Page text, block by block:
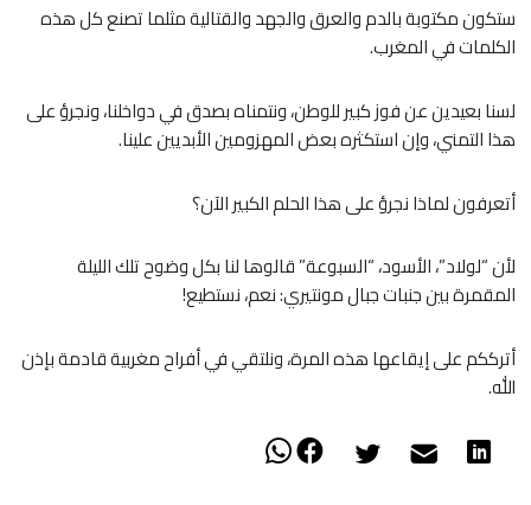
ستكون مكتوبة بالدم والعرق والجهد والقتالية مثلما تصنع كل هذه
الكلمات في المغرب.
لسنا بعيدين عن فوز كبير للوطن، ونتمناه بصدق في دواخلنا، ونجرؤ على
هذا التمني، وإن استكثره بعض المهزومين الأبديين علينا.
أتعرفون لماذا نجرؤ على هذا الحلم الكبير الآن؟
لأن “لولاد”، الأسود، “السبوعة” قالوها لنا بكل وضوح تلك الليلة
المقمرة بين جنبات جبال مونتيري: نعم، نستطيع!
أترككم على إيقاعها هذه المرة، ونلتقي في أفراح مغربية قادمة بإذن
الله.